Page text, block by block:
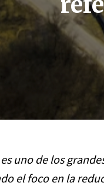
uno de los
el foco en la